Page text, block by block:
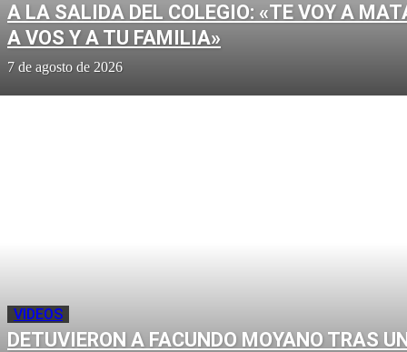
A LA SALIDA DEL COLEGIO: «TE VOY A
A VOS Y A TU FAMILIA»
7 de agosto de 2026
VIDEOS
DETUVIERON A FACUNDO MOYANO TRAS